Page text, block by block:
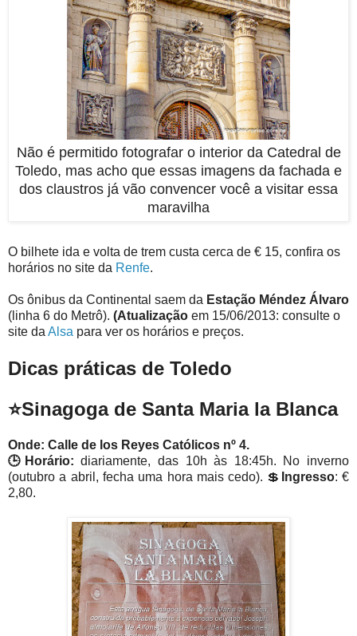
Não é permitido fotografar o interior da Catedral de
Toledo, mas acho que essas imagens da fachada e
dos claustros já vão convencer você a visitar essa
maravilha
O bilhete ida e volta de trem custa cerca de € 15, confira os
horários no site da Renfe.
Os ônibus da Continental saem da Estação Méndez Álvaro
(linha 6 do Metrô). (Atualização em 15/06/2013: consulte o
site da Alsa para ver os horários e preços.
Dicas práticas de Toledo
⭐Sinagoga de Santa Maria la Blanca
Onde: Calle de los Reyes Católicos nº 4.
🕒Horário: diariamente, das 10h às 18:45h. No inverno
(outubro a abril, fecha uma hora mais cedo). 💲 Ingresso: €
2,80.